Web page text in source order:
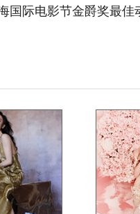
际电影节金爵奖最佳